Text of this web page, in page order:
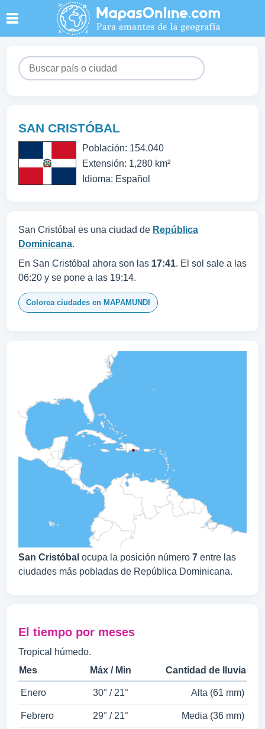
SAN CRISTÓBAL
Población: 154.040
Extensión: 1,280 km²
Idioma: Español
San Cristóbal es una ciudad de República
Dominicana.
En San Cristóbal ahora son las 17:41. El sol sale a las
06:20 y se pone a las 19:14.
Colorea ciudades en MAPAMUNDI
San Cristóbal ocupa la posición número 7 entre las
ciudades más pobladas de República Dominicana.
El tiempo por meses
Tropical húmedo.
Mes
Máx / Min Cantidad de lluvia
Enero 30° / 21° Alta (61 mm)
Febrero 29° / 21° Media (36 mm)